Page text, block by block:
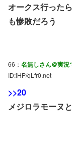
オークス行った
も惨敗だろう
66： 名無しさん＠実況
ID:iHP/qLfr0.net
>>20
メジロラモーヌ